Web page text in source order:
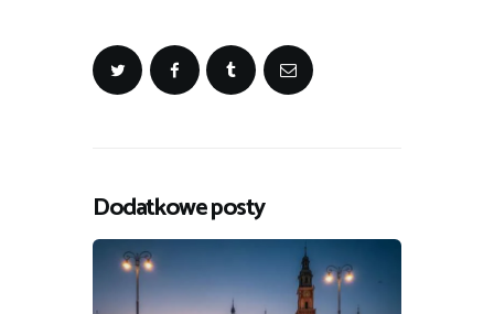
Dodatkowe posty